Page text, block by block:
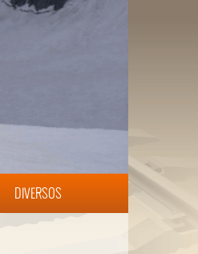
DIVERSOS